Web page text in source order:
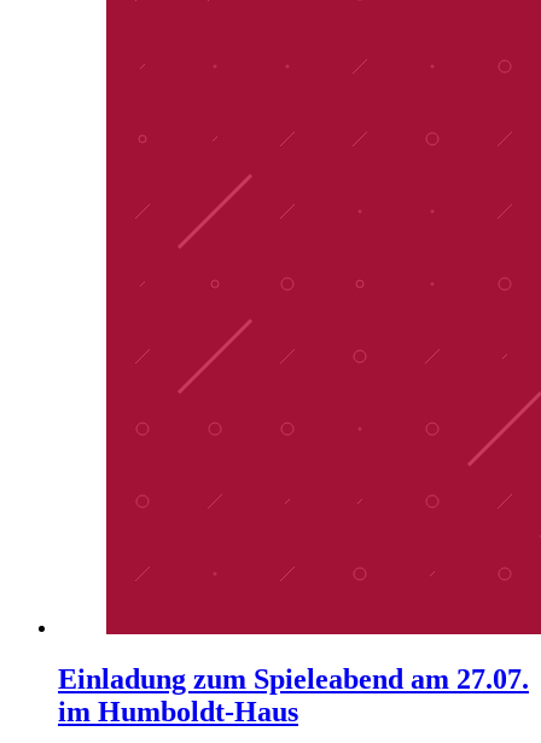
Einladung zum Spieleabend am 27.07.
im Humboldt-Haus